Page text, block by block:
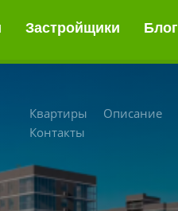
Застройщики Блог
Квартиры Описание
Контакты